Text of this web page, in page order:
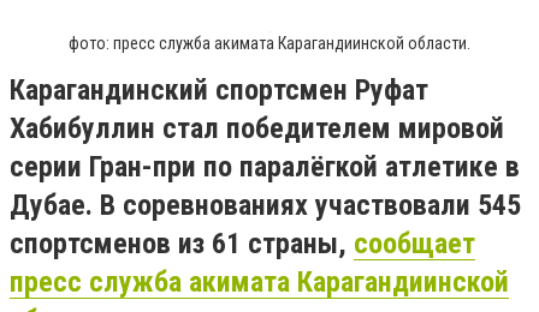
фото: пресс служба акимата Карагандиинской области.
Карагандинский спортсмен Руфат
Хабибуллин стал победителем мировой
серии Гран-при по паралёгкой атлетике в
Дубае. В соревнованиях участвовали 545
спортсменов из 61 страны, сообщает
пресс служба акимата Карагандиинской